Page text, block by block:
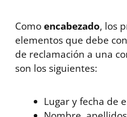
Como encabezado, los
elementos que debe
de reclamación a una
son los siguientes:
Lugar y fecha de